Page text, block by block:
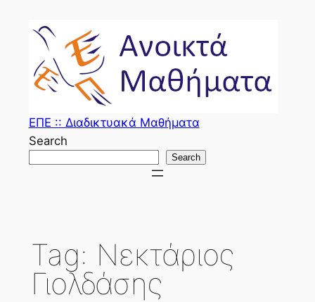
content
ΕΠΕ :: Διαδικτυακά Μαθήματα
Search
Search
Tag: Νεκτάριος
Γιολδάσης